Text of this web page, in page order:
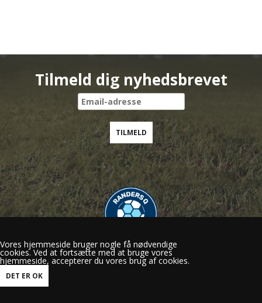
Tilmeld dig nyhedsbrevet
Randers Q
Gl.Viborgvej 50, 8920 Randers NV
Vores hjemmeside bruger nogle få nødvendige
cookies. Ved at fortsætte med at bruge vores
hjemmeside, accepterer du vores brug af cookies.